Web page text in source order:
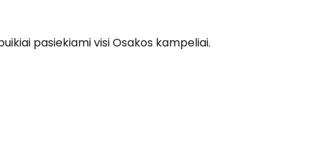
pasiekiami visi Osakos kampeliai.
Tęsti el. paštu